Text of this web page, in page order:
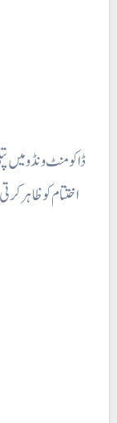
ڈاکومنٹ ونڈو میں
اختتام کو ظاہر